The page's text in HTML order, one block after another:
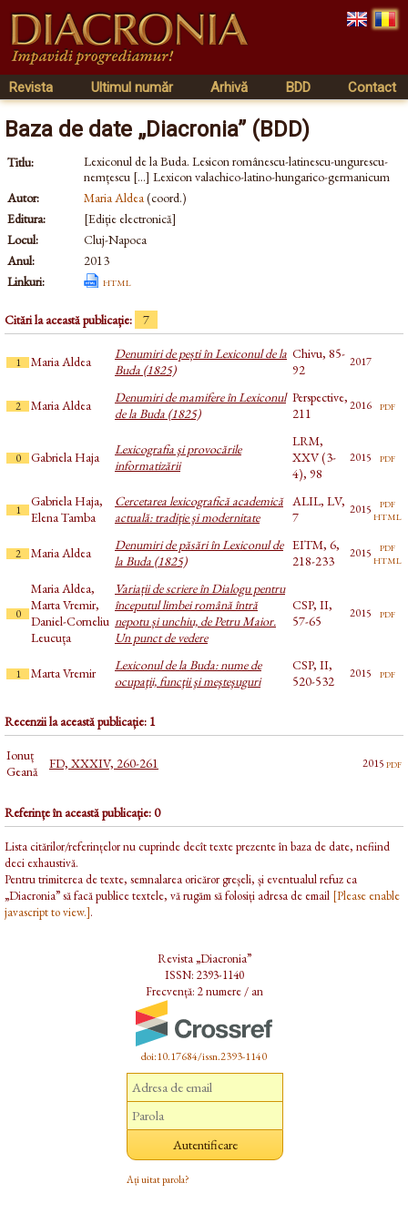
Revista Ultimul număr Arhivă BDD Contact
Baza de date „Diacronia” (BDD)
Titlu:
Lexiconul de la Buda. Lesicon românescu-latinescu-ungurescu-
nemțescu [...] Lexicon valachico-latino-hungarico-germanicum
Autor:
Maria Aldea(coord.)
Editura:
[Ediție electronică]
Locul:
Cluj-Napoca
Anul:
2013
Linkuri:
html
Citări la această publicație: 7
1 Maria Aldea
Denumiri de pești în Lexiconul de la
Buda (1825)
Chivu, 85-
92
2017
2 Maria Aldea
Denumiri de mamifere în Lexiconul
de la Buda (1825)
Perspective,
211
2016 pdf
0 Gabriela Haja
Lexicografia şi provocările
informatizării
LRM,
XXV (3-
4), 98
2015 pdf
1
Gabriela Haja,
Elena Tamba
Cercetarea lexicografică academică
actuală: tradiţie şi modernitate
ALIL, LV,
7
2015 pdf
html
2 Maria Aldea
Denumiri de păsări în Lexiconul de
la Buda (1825)
EITM, 6,
218-233
2015 pdf
html
0
Maria Aldea,
Marta Vremir,
Daniel-Corneliu
Leucuța
Variații de scriere în Dialogu pentru
începutul limbei română întră
nepotu și unchiu, de Petru Maior.
Un punct de vedere
CSP, II,
57-65
2015 pdf
1 Marta Vremir
Lexiconul de la Buda: nume de
ocupaţii, funcţii şi meşteşuguri
CSP, II,
520-532
2015 pdf
Recenzii la această publicație: 1
Ionuț
Geană
FD, XXXIV, 260-261 2015pdf
Referințe în această publicație: 0
Lista citărilor/referințelor nu cuprinde decît texte prezente în baza de date, nefiind
deci exhaustivă.
Pentru trimiterea de texte, semnalarea oricăror greșeli, și eventualul refuz ca
„Diacronia” să facă publice textele, vă rugăm să folosiți adresa de email [Please enable
javascript to view.].
Revista „Diacronia”
ISSN: 2393-1140
Frecvență: 2 numere / an
doi:10.17684/issn.2393-1140
Ați uitat parola?